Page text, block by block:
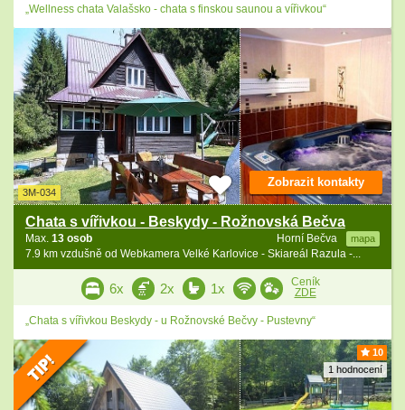
„Wellness chata Valašsko - chata s finskou saunou a vířivkou“
3M-034
Chata s vířivkou - Beskydy - Rožnovská Bečva
Horní Bečva mapa
Max. 13 osob
7.9 km vzdušně od Webkamera Velké Karlovice - Skiareál Razula -...
Zobrazit kontakty
6x 2x 1x
Ceník
ZDE
„Chata s vířivkou Beskydy - u Rožnovské Bečvy - Pustevny“
10
1 hodnocení